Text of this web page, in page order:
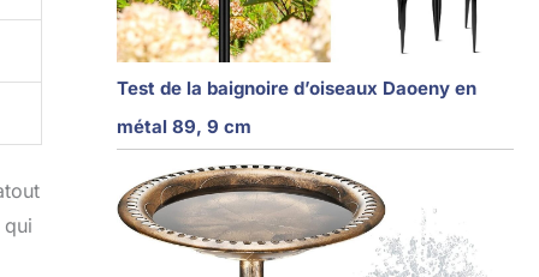
qui
Test de la baignoire d’oiseaux Daoeny en
métal 89, 9 cm